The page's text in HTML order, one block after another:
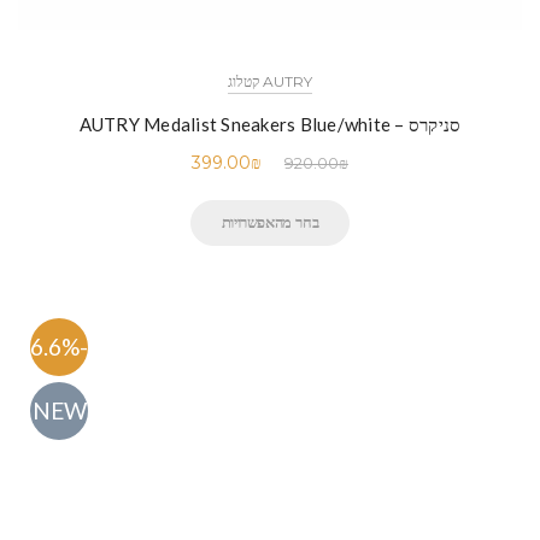
AUTRY קטלוג
סניקרס – AUTRY Medalist Sneakers Blue/white
920.00₪
399.00₪
בחר מהאפשרויות
-56.6%
NEW